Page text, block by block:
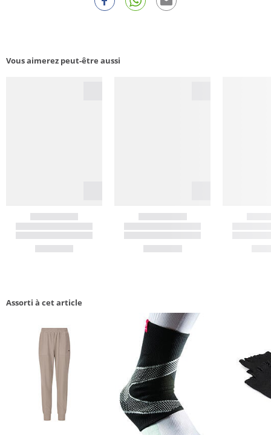
Vous aimerez peut-être aussi
Assorti à cet article